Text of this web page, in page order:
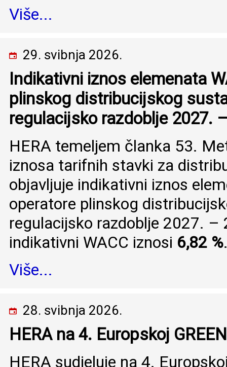
Više...
29. svibnja 2026.
Indikativni iznos elemenata
plinskog distribucijskog
regulacijsko razdoblje 2027.
HERA temeljem članka 53.
iznosa tarifnih stavki za
objavljuje indikativni iznos
operatore plinskog
regulacijsko razdoblje 2027.
indikativni WACC iznosi 6,82 %
Više...
28. svibnja 2026.
HERA na 4. Europskoj
HERA sudjeluje na 4.